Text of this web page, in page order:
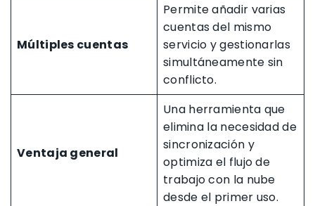
Múltiples cuentas
Permite añadir varias
cuentas del mismo
servicio y gestionarlas
simultáneamente sin
conflicto.
Ventaja general
Una herramienta que
elimina la necesidad de
sincronización y
optimiza el flujo de
trabajo con la nube
desde el primer uso.